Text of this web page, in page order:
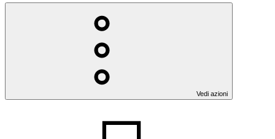
Vedi azioni